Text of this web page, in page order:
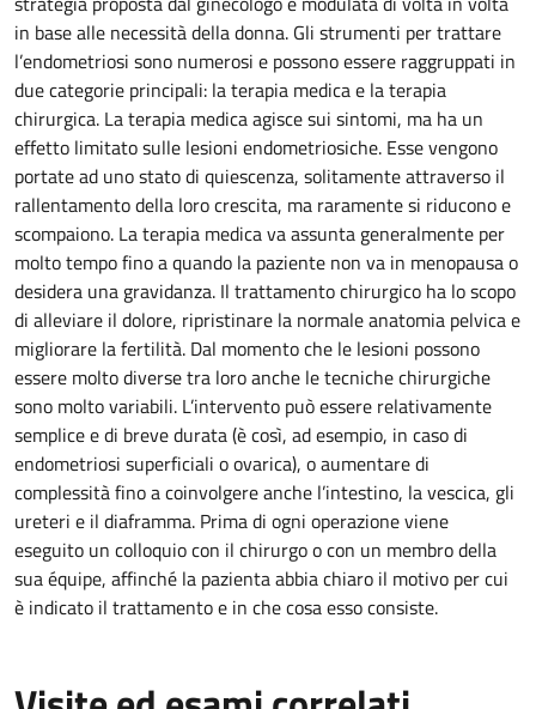
in base alle necessità della donna. Gli strumenti per trattare
l’endometriosi sono numerosi e possono essere raggruppati in
due categorie principali: la terapia medica e la terapia
chirurgica. La terapia medica agisce sui sintomi, ma ha un
effetto limitato sulle lesioni endometriosiche. Esse vengono
portate ad uno stato di quiescenza, solitamente attraverso il
rallentamento della loro crescita, ma raramente si riducono e
scompaiono. La terapia medica va assunta generalmente per
molto tempo fino a quando la paziente non va in menopausa o
desidera una gravidanza. Il trattamento chirurgico ha lo scopo
di alleviare il dolore, ripristinare la normale anatomia pelvica e
migliorare la fertilità. Dal momento che le lesioni possono
essere molto diverse tra loro anche le tecniche chirurgiche
sono molto variabili. L’intervento può essere relativamente
semplice e di breve durata (è così, ad esempio, in caso di
endometriosi superficiali o ovarica), o aumentare di
complessità fino a coinvolgere anche l’intestino, la vescica, gli
ureteri e il diaframma. Prima di ogni operazione viene
eseguito un colloquio con il chirurgo o con un membro della
sua équipe, affinché la pazienta abbia chiaro il motivo per cui
è indicato il trattamento e in che cosa esso consiste.